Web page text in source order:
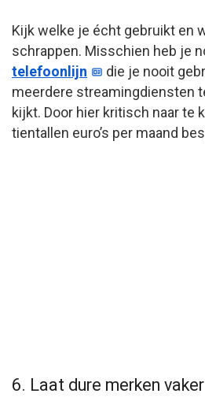
Kijk welke je écht gebruikt en
schrappen. Misschien heb je
telefoonlijn
die je nooit
meerdere streamingdiensten
kijkt. Door hier kritisch naar te
tientallen euro’s per maand
6. Laat dure merken